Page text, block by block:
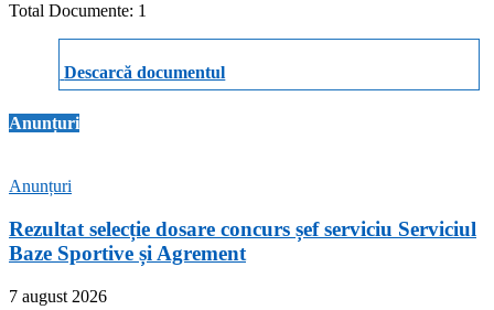
Total Documente: 1
Descarcă documentul
Anunțuri
Anunțuri
Rezultat selecție dosare concurs șef serviciu Serviciul
Baze Sportive și Agrement
7 august 2026